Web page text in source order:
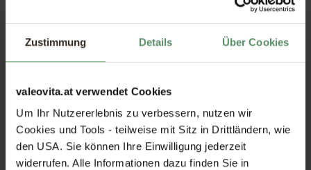
Zustimmung Details Über Cookies
valeovita.at verwendet Cookies
Um Ihr Nutzererlebnis zu verbessern, nutzen wir
Cookies und Tools - teilweise mit Sitz in Drittländern, wie
den USA. Sie können Ihre Einwilligung jederzeit
widerrufen. Alle Informationen dazu finden Sie in
Nattokinase Kapseln
Zink-Quartett Kapseln